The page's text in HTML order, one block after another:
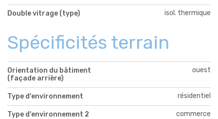
Double vitrage (type) isol. thermique
Spécificités terrain
Orientation du bâtiment
(façade arrière)
ouest
Type d'environnement résidentiel
Type d'environnement 2 commerce